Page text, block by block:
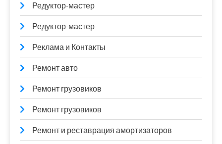
Редуктор-мастер
Редуктор-мастер
Реклама и Контакты
Ремонт авто
Ремонт грузовиков
Ремонт грузовиков
Ремонт и реставрация амортизаторов